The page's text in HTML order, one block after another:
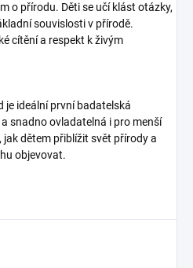
o přírodu. Děti se učí klást otázky,
souvislosti v přírodě.
cítění a respekt k živým
je ideální první badatelská
snadno ovladatelná i pro menší
dětem přiblížit svět přírody a
objevovat.